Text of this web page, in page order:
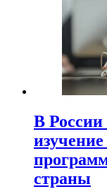
В России
страны